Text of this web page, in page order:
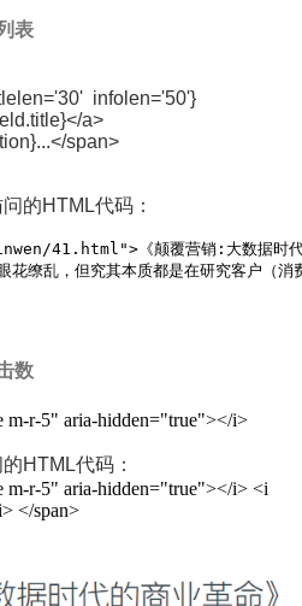
表
infolen='50'}
a>
span>
的HTML代码：
《颠覆营销:大数据时代
花缭乱，但究其本质都是在研究客户（
数
m-r-5" aria-hidden="true"></i>
HTML代码：
m-r-5" aria-hidden="true"></i> <i
</span>